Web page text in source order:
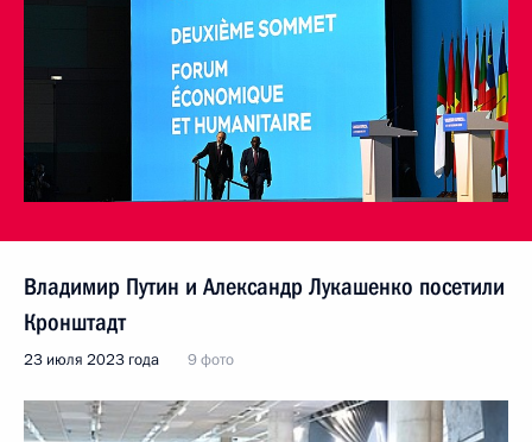
Владимир Путин и Александр Лукашенко посетили
Кронштадт
23 июля 2023 года 9 фото